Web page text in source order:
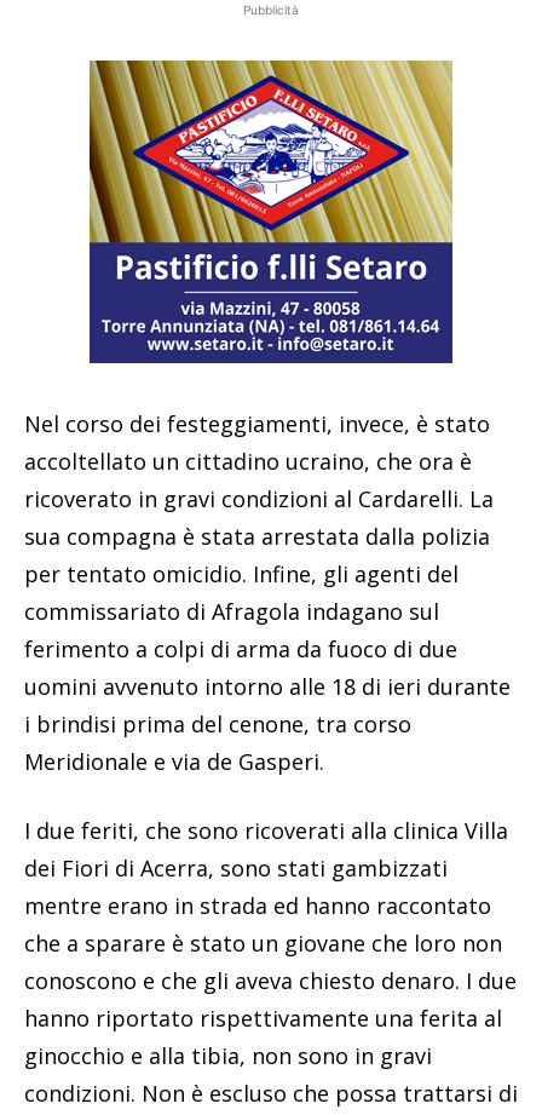
Pubblicità
Nel corso dei festeggiamenti, invece, è stato
accoltellato un cittadino ucraino, che ora è
ricoverato in gravi condizioni al Cardarelli. La
sua compagna è stata arrestata dalla polizia
per tentato omicidio. Infine, gli agenti del
commissariato di Afragola indagano sul
ferimento a colpi di arma da fuoco di due
uomini avvenuto intorno alle 18 di ieri durante
i brindisi prima del cenone, tra corso
Meridionale e via de Gasperi.
I due feriti, che sono ricoverati alla clinica Villa
dei Fiori di Acerra, sono stati gambizzati
mentre erano in strada ed hanno raccontato
che a sparare è stato un giovane che loro non
conoscono e che gli aveva chiesto denaro. I due
hanno riportato rispettivamente una ferita al
ginocchio e alla tibia, non sono in gravi
condizioni. Non è escluso che possa trattarsi di